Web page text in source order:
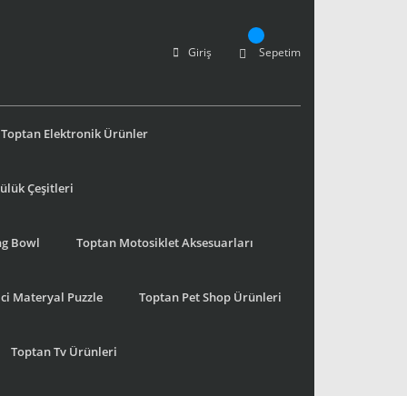
Giriş Sepetim
Toptan Elektronik Ürünler
Çeşitleri
Bowl Toptan Motosiklet Aksesuarları
Materyal Puzzle Toptan Pet Shop Ürünleri
Toptan Tv Ürünleri